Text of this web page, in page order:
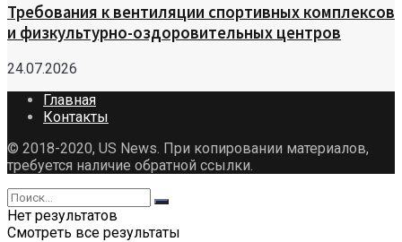
Требования к вентиляции спортивных комплексов
и физкультурно-оздоровительных центров
24.07.2026
Главная
Контакты
© 2018-2020, US News. При копировании материалов,
требуется наличие обратной ссылки.
Нет результатов
Смотреть все результаты